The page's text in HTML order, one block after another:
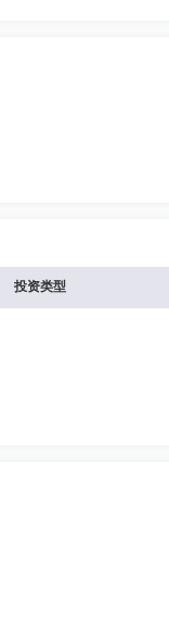
投资类型